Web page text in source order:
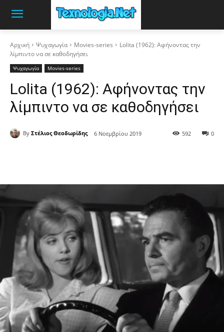
Αρχική Ψυχαγωγία Movies-series
Lolita (1962): Αφήνοντας την
λίμπιντο να σε καθοδηγήσει
Ψυχαγωγία Movies-series
Lolita (1962): Αφήνοντας την
λίμπιντο να σε καθοδηγήσει
By Στέλιος Θεοδωρίδης 6 Νοεμβρίου 2019 0
592